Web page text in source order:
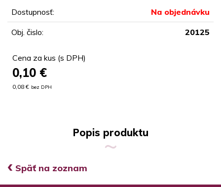
Dostupnosť: Na objednávku
Obj. čislo: 20125
Cena za kus (s DPH)
0,10 €
0,08 € bez DPH
Popis produktu
‹ Späť na zoznam